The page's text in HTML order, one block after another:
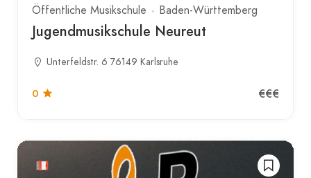
Öffentliche Musikschule Baden-Württemberg
Jugendmusikschule Neureut
Unterfeldstr. 6 76149 Karlsruhe
0 €€€